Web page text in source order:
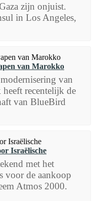
zijn onjuist.
in Los Angeles,
van Marokko
van
recentelijk de
van BlueBird
Israëlische
met het
voor de aankoop
Atmos 2000.